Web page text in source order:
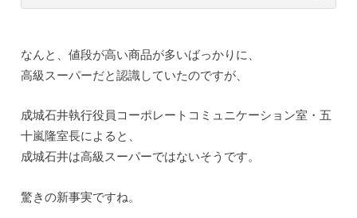
なんと、値段が高い商品が多いばっかりに、
高級スーパーだと認識していたのですが、
成城石井執行役員コーポレートコミュニケーション室・五
十嵐隆室長によると、
成城石井は高級スーパーではないそうです。
驚きの新事実ですね。